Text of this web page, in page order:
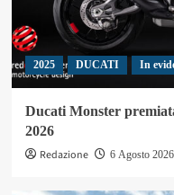
2025 DUCATI In
Ducati Monster
2026
Redazione
6 Agosto 2026